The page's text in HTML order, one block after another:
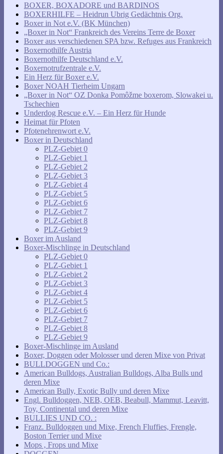
BOXER, BOXADORE und BARDINOS
BOXERHILFE – Heidrun Ubrig Gedächtnis Org.
Boxer in Not e.V. (BK München)
„Boxer in Not“ Frankreich des Vereins Terre de Boxer
Boxer aus verschiedenen SPA bzw. Refuges aus Frankreich
Boxernothilfe Austria
Boxernothilfe Deutschland e.V.
Boxernotrufzentrale e.V.
Ein Herz für Boxer e.V.
Boxer NOAH Tierheim Ungarn
„Boxer in Not“ OZ Donka Pomôžme boxerom, Slowakei u.
Tschechien
Underdog Rescue e.V. – Ein Herz für Hunde
Heimat für Pfoten
Pfotenehrenwort e.V.
Boxer in Deutschland
PLZ-Gebiet 0
PLZ-Gebiet 1
PLZ-Gebiet 2
PLZ-Gebiet 3
PLZ-Gebiet 4
PLZ-Gebiet 5
PLZ-Gebiet 6
PLZ-Gebiet 7
PLZ-Gebiet 8
PLZ-Gebiet 9
Boxer im Ausland
Boxer-Mischlinge in Deutschland
PLZ-Gebiet 0
PLZ-Gebiet 1
PLZ-Gebiet 2
PLZ-Gebiet 3
PLZ-Gebiet 4
PLZ-Gebiet 5
PLZ-Gebiet 6
PLZ-Gebiet 7
PLZ-Gebiet 8
PLZ-Gebiet 9
Boxer-Mischlinge im Ausland
Boxer, Doggen oder Molosser und deren Mixe von Privat
BULLDOGGEN und Co.:
American Bulldogs, Australian Bulldogs, Alba Bulls und
deren Mixe
American Bully, Exotic Bully und deren Mixe
Engl. Bulldoggen, NEB, OEB, Beabull, Mammut, Leavitt,
Toy, Continental und deren Mixe
BULLIES UND CO. :
Franz. Bulldoggen und Mixe, French Fluffies, Frengle,
Boston Terrier und Mixe
Mops , Frops und Mixe